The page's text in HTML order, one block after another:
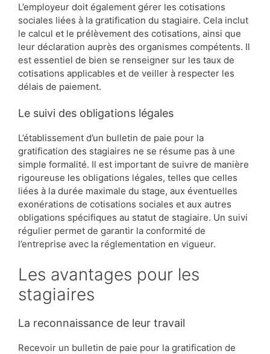
L’employeur doit également gérer les cotisations
sociales liées à la gratification du stagiaire. Cela inclut
le calcul et le prélèvement des cotisations, ainsi que
leur déclaration auprès des organismes compétents. Il
est essentiel de bien se renseigner sur les taux de
cotisations applicables et de veiller à respecter les
délais de paiement.
Le suivi des obligations légales
L’établissement d’un bulletin de paie pour la
gratification des stagiaires ne se résume pas à une
simple formalité. Il est important de suivre de manière
rigoureuse les obligations légales, telles que celles
liées à la durée maximale du stage, aux éventuelles
exonérations de cotisations sociales et aux autres
obligations spécifiques au statut de stagiaire. Un suivi
régulier permet de garantir la conformité de
l’entreprise avec la réglementation en vigueur.
Les avantages pour les
stagiaires
La reconnaissance de leur travail
Recevoir un bulletin de paie pour la gratification de